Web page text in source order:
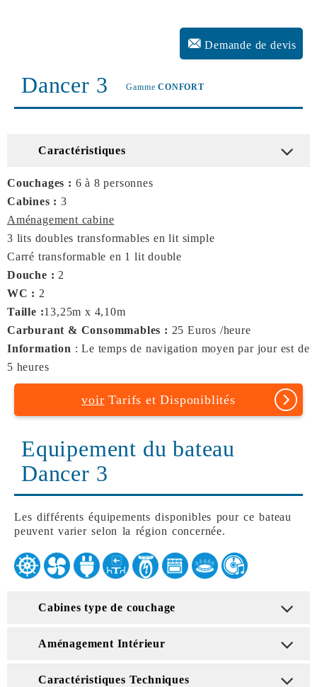
Demande de devis
Dancer 3 GammeCONFORT
Caractéristiques
Couchages : 6 à 8 personnes
Cabines : 3
Aménagement cabine
3 lits doubles transformables en lit simple
Carré transformable en 1 lit double
Douche : 2
WC : 2
Taille :13,25m x 4,10m
Carburant & Consommables : 25 Euros /heure
Information : Le temps de navigation moyen par jour est de
5 heures
voir Tarifs et Disponiblités
Equipement du bateau
Dancer 3
Les différents équipements disponibles pour ce bateau
peuvent varier selon la région concernée.
Cabines type de couchage
Aménagement Intérieur
Caractéristiques Techniques